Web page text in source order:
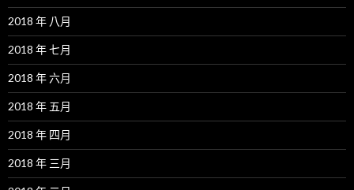
2018 年 八月
2018 年 七月
2018 年 六月
2018 年 五月
2018 年 四月
2018 年 三月